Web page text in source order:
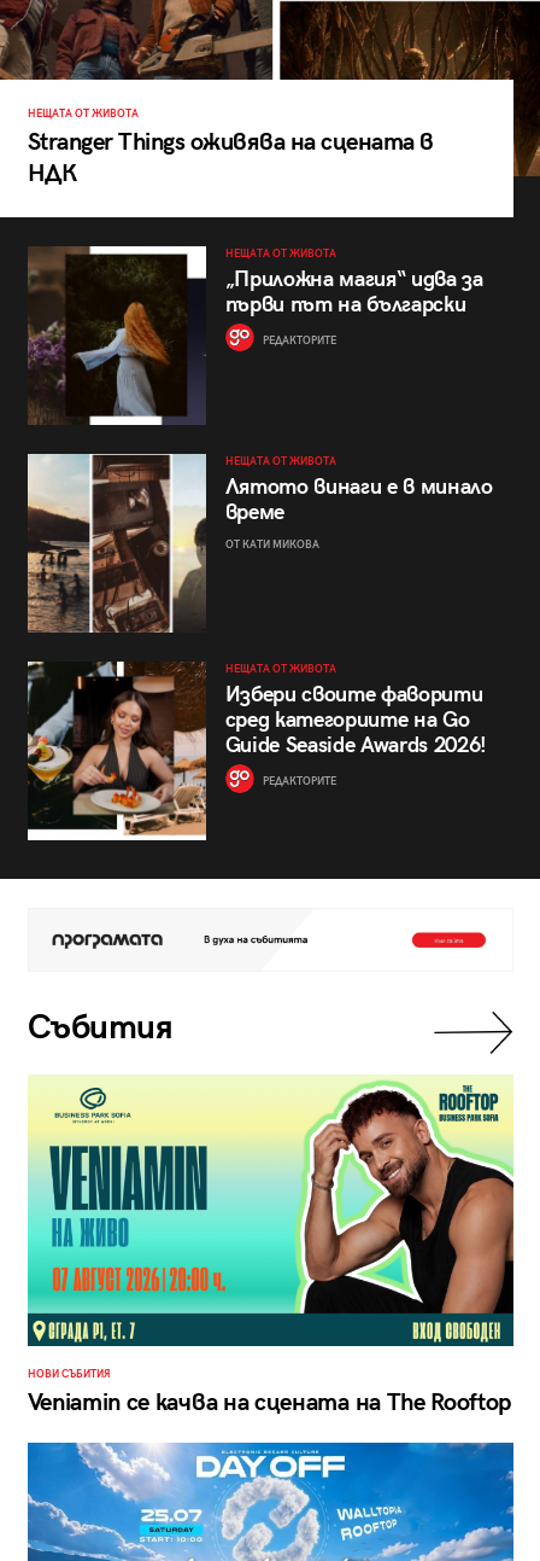
НЕЩАТА ОТ ЖИВОТА
Stranger Things оживява на сцената в
НДК
НЕЩАТА ОТ ЖИВОТА
„Приложна магия“ идва за
първи път на български
РЕДАКТОРИТЕ
НЕЩАТА ОТ ЖИВОТА
Лятото винаги е в минало
време
ОТ КАТИ МИКОВА
НЕЩАТА ОТ ЖИВОТА
Избери своите фаворити
сред категориите на Go
Guide Seaside Awards 2026!
РЕДАКТОРИТЕ
Събития
НОВИ СЪБИТИЯ
Veniamin се качва на сцената на The Rooftop